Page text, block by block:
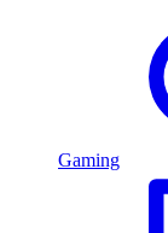
Gaming